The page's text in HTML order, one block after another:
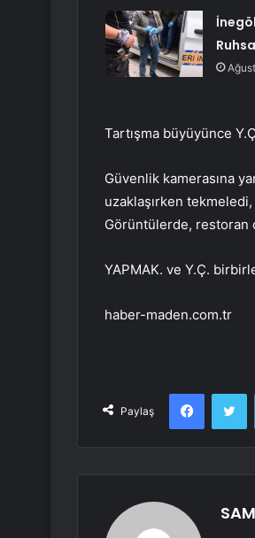
Tartışma büyüyünce
Güvenlik kamerasına
uzaklaşırken
Görüntülerde, restoran
YAPMAK. ve Y.Ç.
haber-maden.com.tr
Paylaş